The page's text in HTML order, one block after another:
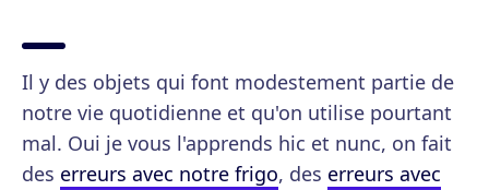
Il y des objets qui font modestement partie de
notre vie quotidienne et qu'on utilise pourtant
mal. Oui je vous l'apprends hic et nunc, on fait
des erreurs avec notre frigo, des erreurs avec